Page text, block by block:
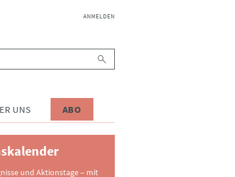
NAVIGATION
ANMELDEN
UNS ABO
und Aktionstage – mit